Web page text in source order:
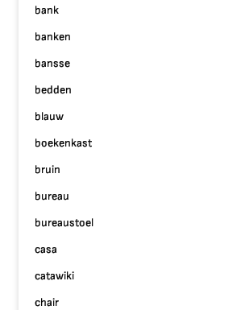
bank
banken
bansse
bedden
blauw
boekenkast
bruin
bureau
bureaustoel
casa
catawiki
chair